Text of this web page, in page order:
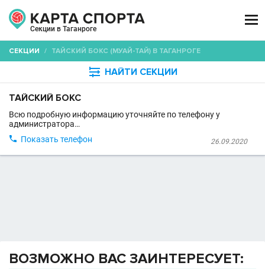
Секции в Таганроге

СЕКЦИИ / ТАЙСКИЙ БОКС (МУАЙ-ТАЙ) В ТАГАНРОГЕ
 НАЙТИ СЕКЦИИ
ТАЙСКИЙ БОКС
Всю подробную информацию уточняйте по телефону у
администратора…
26.09.2020
 Показать телефон
ВОЗМОЖНО ВАС ЗАИНТЕРЕСУЕТ: